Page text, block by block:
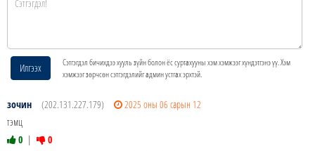
Илгээх
Сэтгэгдэл бичихдээ хууль зүйн болон ёс суртахууны хэм хэмжээг хүндэтгэнэ үү. Хэм
хэмжээг зөрчсөн сэтгэгдэлийг админ устгах эрхтэй.
зочин (202.131.227.179)
2025 оны 06 сарын 12
тэмц
0 | 0